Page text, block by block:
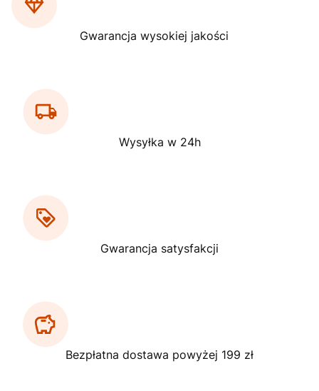
Gwarancja wysokiej jakości
Wysyłka w 24h
Gwarancja satysfakcji
Bezpłatna dostawa powyżej 199 zł